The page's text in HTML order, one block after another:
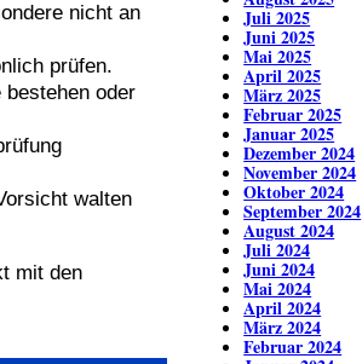
nicht an
prüfen.
oder
walten
mit den
Juli 2025
Juni 2025
Mai 2025
April 2025
März 2025
Februar 2025
Januar 2025
Dezember 2024
November 2024
Oktober 2024
September 2024
August 2024
Juli 2024
Juni 2024
Mai 2024
April 2024
März 2024
Februar 2024